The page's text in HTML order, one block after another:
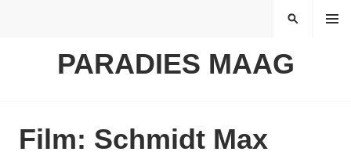
PARADIES MAAG
MENÜ
SUCHEN
Film: Schmidt Max